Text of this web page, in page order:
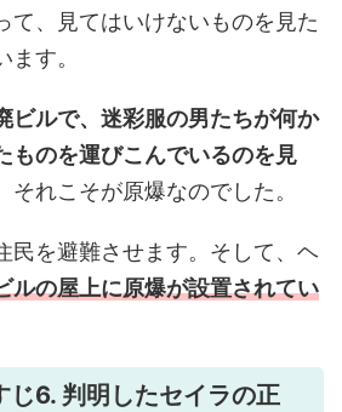
て、見てはいけないものを見た
す。
ビルで、迷彩服の男たちが何か
ものを運びこんでいるのを見
それこそが原爆なのでした。
民を避難させます。そして、ヘ
ルの屋上に原爆が設置されてい
じ6. 判明したセイラの正